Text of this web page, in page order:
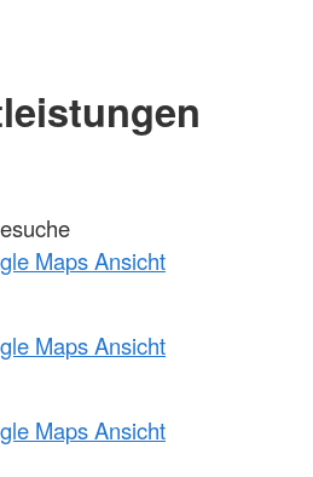
Maps Ansicht
Maps Ansicht
Maps Ansicht